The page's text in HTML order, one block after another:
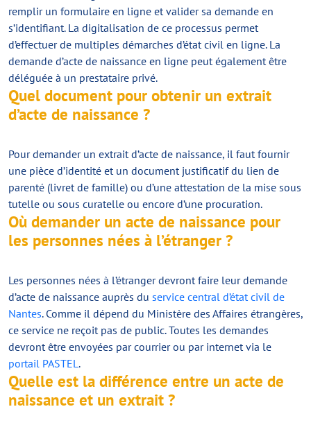
remplir un formulaire en ligne et valider sa demande en
s’identifiant. La digitalisation de ce processus permet
d’effectuer de multiples démarches d’état civil en ligne. La
demande d’acte de naissance en ligne peut également être
déléguée à un prestataire privé.
Quel document pour obtenir un extrait
d’acte de naissance ?
Pour demander un extrait d’acte de naissance, il faut fournir
une pièce d’identité et un document justificatif du lien de
parenté (livret de famille) ou d’une attestation de la mise sous
tutelle ou sous curatelle ou encore d’une procuration.
Où demander un acte de naissance pour
les personnes nées à l’étranger ?
Les personnes nées à l’étranger devront faire leur demande
d’acte de naissance auprès du service central d’état civil de
Nantes. Comme il dépend du Ministère des Affaires étrangères,
ce service ne reçoit pas de public. Toutes les demandes
devront être envoyées par courrier ou par internet via le
portail PASTEL.
Quelle est la différence entre un acte de
naissance et un extrait ?